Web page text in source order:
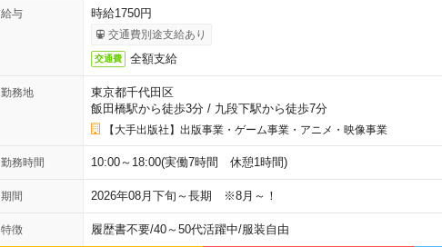
給与 時給1750円
交通費別途支給あり
交通費 全額支給
勤務地
東京都千代田区
飯田橋駅から徒歩3分/ 九段下駅から徒歩7分
【大手出版社】出版事業・ゲーム事業・アニメ・映像事業
勤務時間 10:00～18:00(実働7時間 休憩1時間)
期間 2026年08月下旬～長期 ※8月～！
特徴 履歴書不要/40～50代活躍中/服装自由